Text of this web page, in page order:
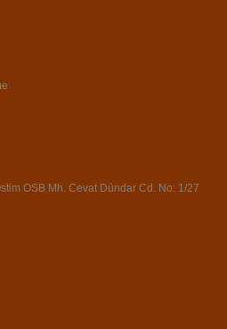
OSB Mh. Cevat Dündar Cd. No: 1/27